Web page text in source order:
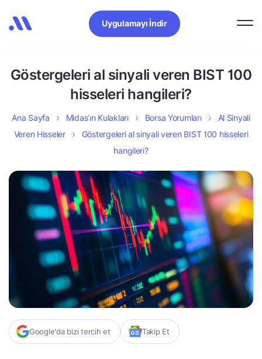
Uygulamayı İndir
Göstergeleri al sinyali veren BIST 100
hisseleri hangileri?
Ana Sayfa Midas’ın Kulakları Borsa Yorumları
Al Sinyali
Veren Hisseler
Göstergeleri al sinyali veren BIST 100 hisseleri
hangileri?
Google'da bizi tercih et Takip Et